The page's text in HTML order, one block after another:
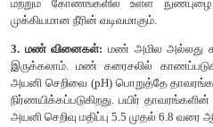
உ) தீ (Fire):
எரிபொருள்களின் வேதியியல்
ஆகியவை வெளியிடுவதால்
எனப்படுகிறது. இது